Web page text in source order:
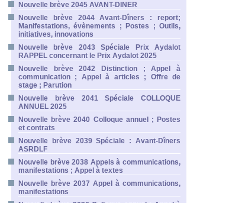
Nouvelle brève 2045 AVANT-DINER
Nouvelle brève 2044 Avant-Dîners : report;
Manifestations, évènements ; Postes ; Outils,
initiatives, innovations
Nouvelle brève 2043 Spéciale Prix Aydalot
RAPPEL concernant le Prix Aydalot 2025
Nouvelle brève 2042 Distinction ; Appel à
communication ; Appel à articles ; Offre de
stage ; Parution
Nouvelle brève 2041 Spéciale COLLOQUE
ANNUEL 2025
Nouvelle brève 2040 Colloque annuel ; Postes
et contrats
Nouvelle brève 2039 Spéciale : Avant-Dîners
ASRDLF
Nouvelle brève 2038 Appels à communications,
manifestations ; Appel à textes
Nouvelle brève 2037 Appel à communications,
manifestations